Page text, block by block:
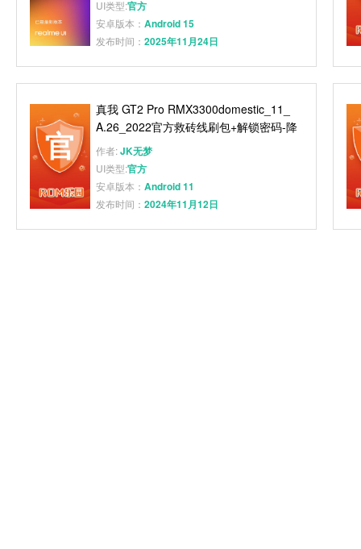
UI类型:官方
安卓版本： Android 15
发布时间： 2025年11月24日
真我 GT2 Pro RMX3300domestic_11_
A.26_2022官方救砖线刷包+解锁密码-降
级出厂版本
作者:JK无梦
UI类型:官方
安卓版本： Android 11
发布时间： 2024年11月12日